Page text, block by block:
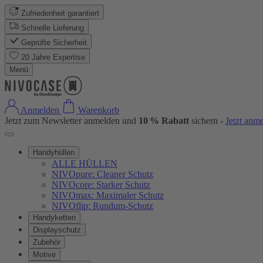
Zufriedenheit garantiert
Schnelle Lieferung
Geprüfte Sicherheit
20 Jahre Expertise
Menü
Anmelden
Warenkorb
Jetzt zum Newsletter anmelden und 10 % Rabatt sichern - Jetzt
Handyhüllen
ALLE HÜLLEN
NIVOpure: Cleaner Schutz
NIVOcore: Starker Schutz
NIVOmax: Maximaler Schutz
NIVOflip: Rundum-Schutz
Handyketten
Displayschutz
Zubehör
Motive